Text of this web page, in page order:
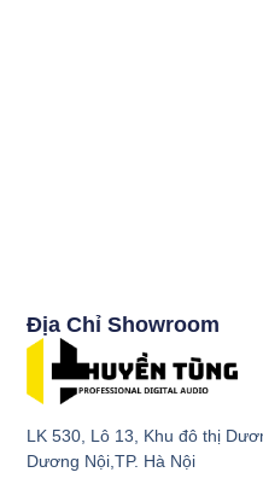
Địa Chỉ Showroom
LK 530, Lô 13, Khu đô thị
Dương Nội,TP. Hà Nội